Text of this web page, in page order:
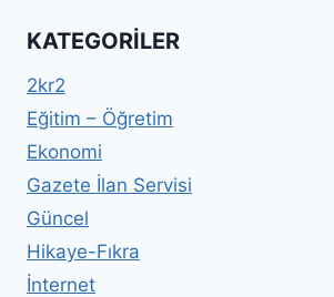
KATEGORILER
2kr2
Eğitim – Öğretim
Ekonomi
Gazete İlan Servisi
Güncel
Hikaye-Fıkra
İnternet